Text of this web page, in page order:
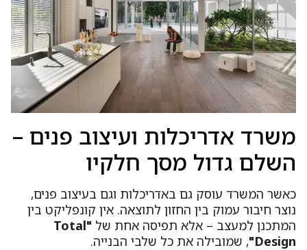
אדריכלות ועיצוב פנים –
גדול מסך חלקיו
המשרד עוסק גם באדריכלות וגם בעיצוב פנים,
חיבור עמוק בין החזון לתוצאה. אין קונפליקט בין
למעצב – אלא תפיסה אחת של "Total
, שמובילה את כל שלבי הבנייה.